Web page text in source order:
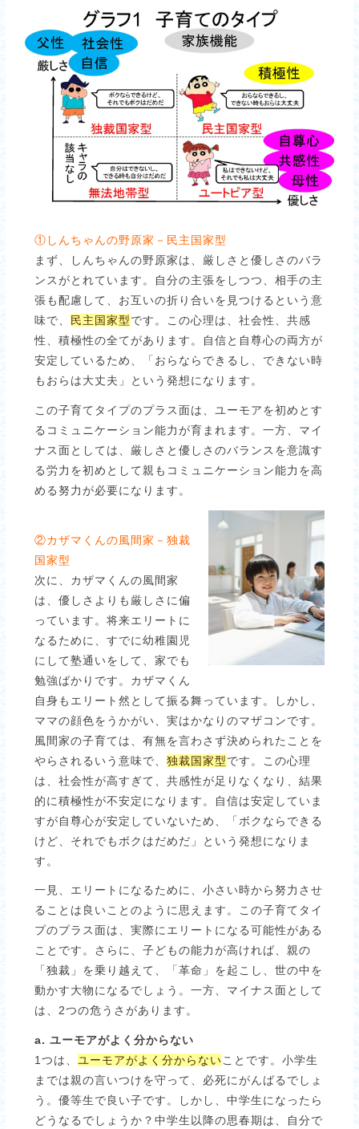
①しんちゃんの野原家－民主国家型
まず、しんちゃんの野原家は、厳しさと優しさのバラ
ンスがとれています。自分の主張をしつつ、相手の主
張も配慮して、お互いの折り合いを見つけるという意
味で、
民主国家型です。この心理は、社会性、共感
性、積極性の全てがあります。自信と自尊心の両方が
安定しているため、「おらならできるし、できない時
もおらは大丈夫」という発想になります。
この子育てタイプのプラス面は、ユーモアを初めとす
るコミュニケーション能力が育まれます。一方、マイ
ナス面としては、厳しさと優しさのバランスを意識す
る労力を初めとして親もコミュニケーション能力を高
める努力が必要になります。
②カザマくんの風間家－独裁
国家型
次に、カザマくんの風間家
は、優しさよりも厳しさに偏
っています。将来エリートに
なるために、すでに幼稚園児
にして塾通いをして、家でも
勉強ばかりです。カザマくん
自身もエリート然として振る舞っています。しかし、
ママの顔色をうかがい、実はかなりのマザコンです。
風間家の子育ては、有無を言わさず決められたことを
やらされるいう意味で、 独裁国家型です。この心理
は、社会性が高すぎて、共感性が足りなくなり、結果
的に積極性が不安定になります。自信は安定していま
すが自尊心が安定していないため、「ボクならできる
けど、それでもボクはだめだ」という発想になりま
す。
一見、エリートになるために、小さい時から努力させ
ることは良いことのように思えます。この子育てタイ
プのプラス面は、実際にエリートになる可能性がある
ことです。さらに、子どもの能力が高ければ、親の
「独裁」を乗り越えて、「革命」を起こし、世の中を
動かす大物になるでしょう。一方、マイナス面として
は、2つの危うさがあります。
a. ユーモアがよく分からない
1つは、 ユーモアがよく分からないことです。小学生
までは親の言いつけを守って、必死にがんばるでしょ
う。優等生で良い子です。しかし、中学生になったら
どうなるでしょうか？中学生以降の思春期は、自分で